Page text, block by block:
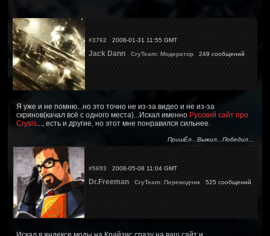
#3762 2008-01-31 11:55 GMT
Jack Dann CryTeam: Модератор 249 сообщений
Я уже и не помню...но это точно не из-за видео и не из-за
скринов(качал всё с одного места)...Искал именно Русский сайт про
Crysis..., есть и другие, но этот мне понравился сильнее.
ПришЁл...Выжил...Победил...
#5693 2008-05-08 11:04 GMT
Dr.Freeman CryTeam: Переводчик 525 сообщений